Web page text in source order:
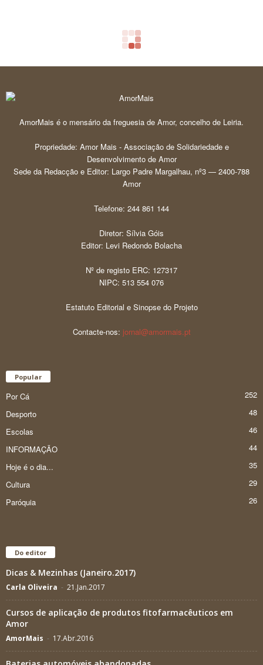
AmorMais é o mensário da freguesia de Amor, concelho de Leiria.
Propriedade: Amor Mais - Associação de Solidariedade e
Desenvolvimento de Amor
Sede da Redacção e Editor: Largo Padre Margalhau, nº3 — 2400-788
Amor
Telefone: 244 861 144
Diretor: Sílvia Góis
Editor: Levi Redondo Bolacha
Nº de registo ERC: 127317
NIPC: 513 554 076
Estatuto Editorial e Sinopse do Projeto
Contacte-nos: jornal@amormais.pt
Popular
Por Cá
252
Desporto
48
Escolas
46
INFORMAÇÃO
44
Hoje é o dia...
35
Cultura
29
Paróquia
26
Do editor
Dicas & Mezinhas (Janeiro.2017)
Carla Oliveira - 21.Jan.2017
Cursos de aplicação de produtos fitofarmacêuticos em
Amor
AmorMais - 17.Abr.2016